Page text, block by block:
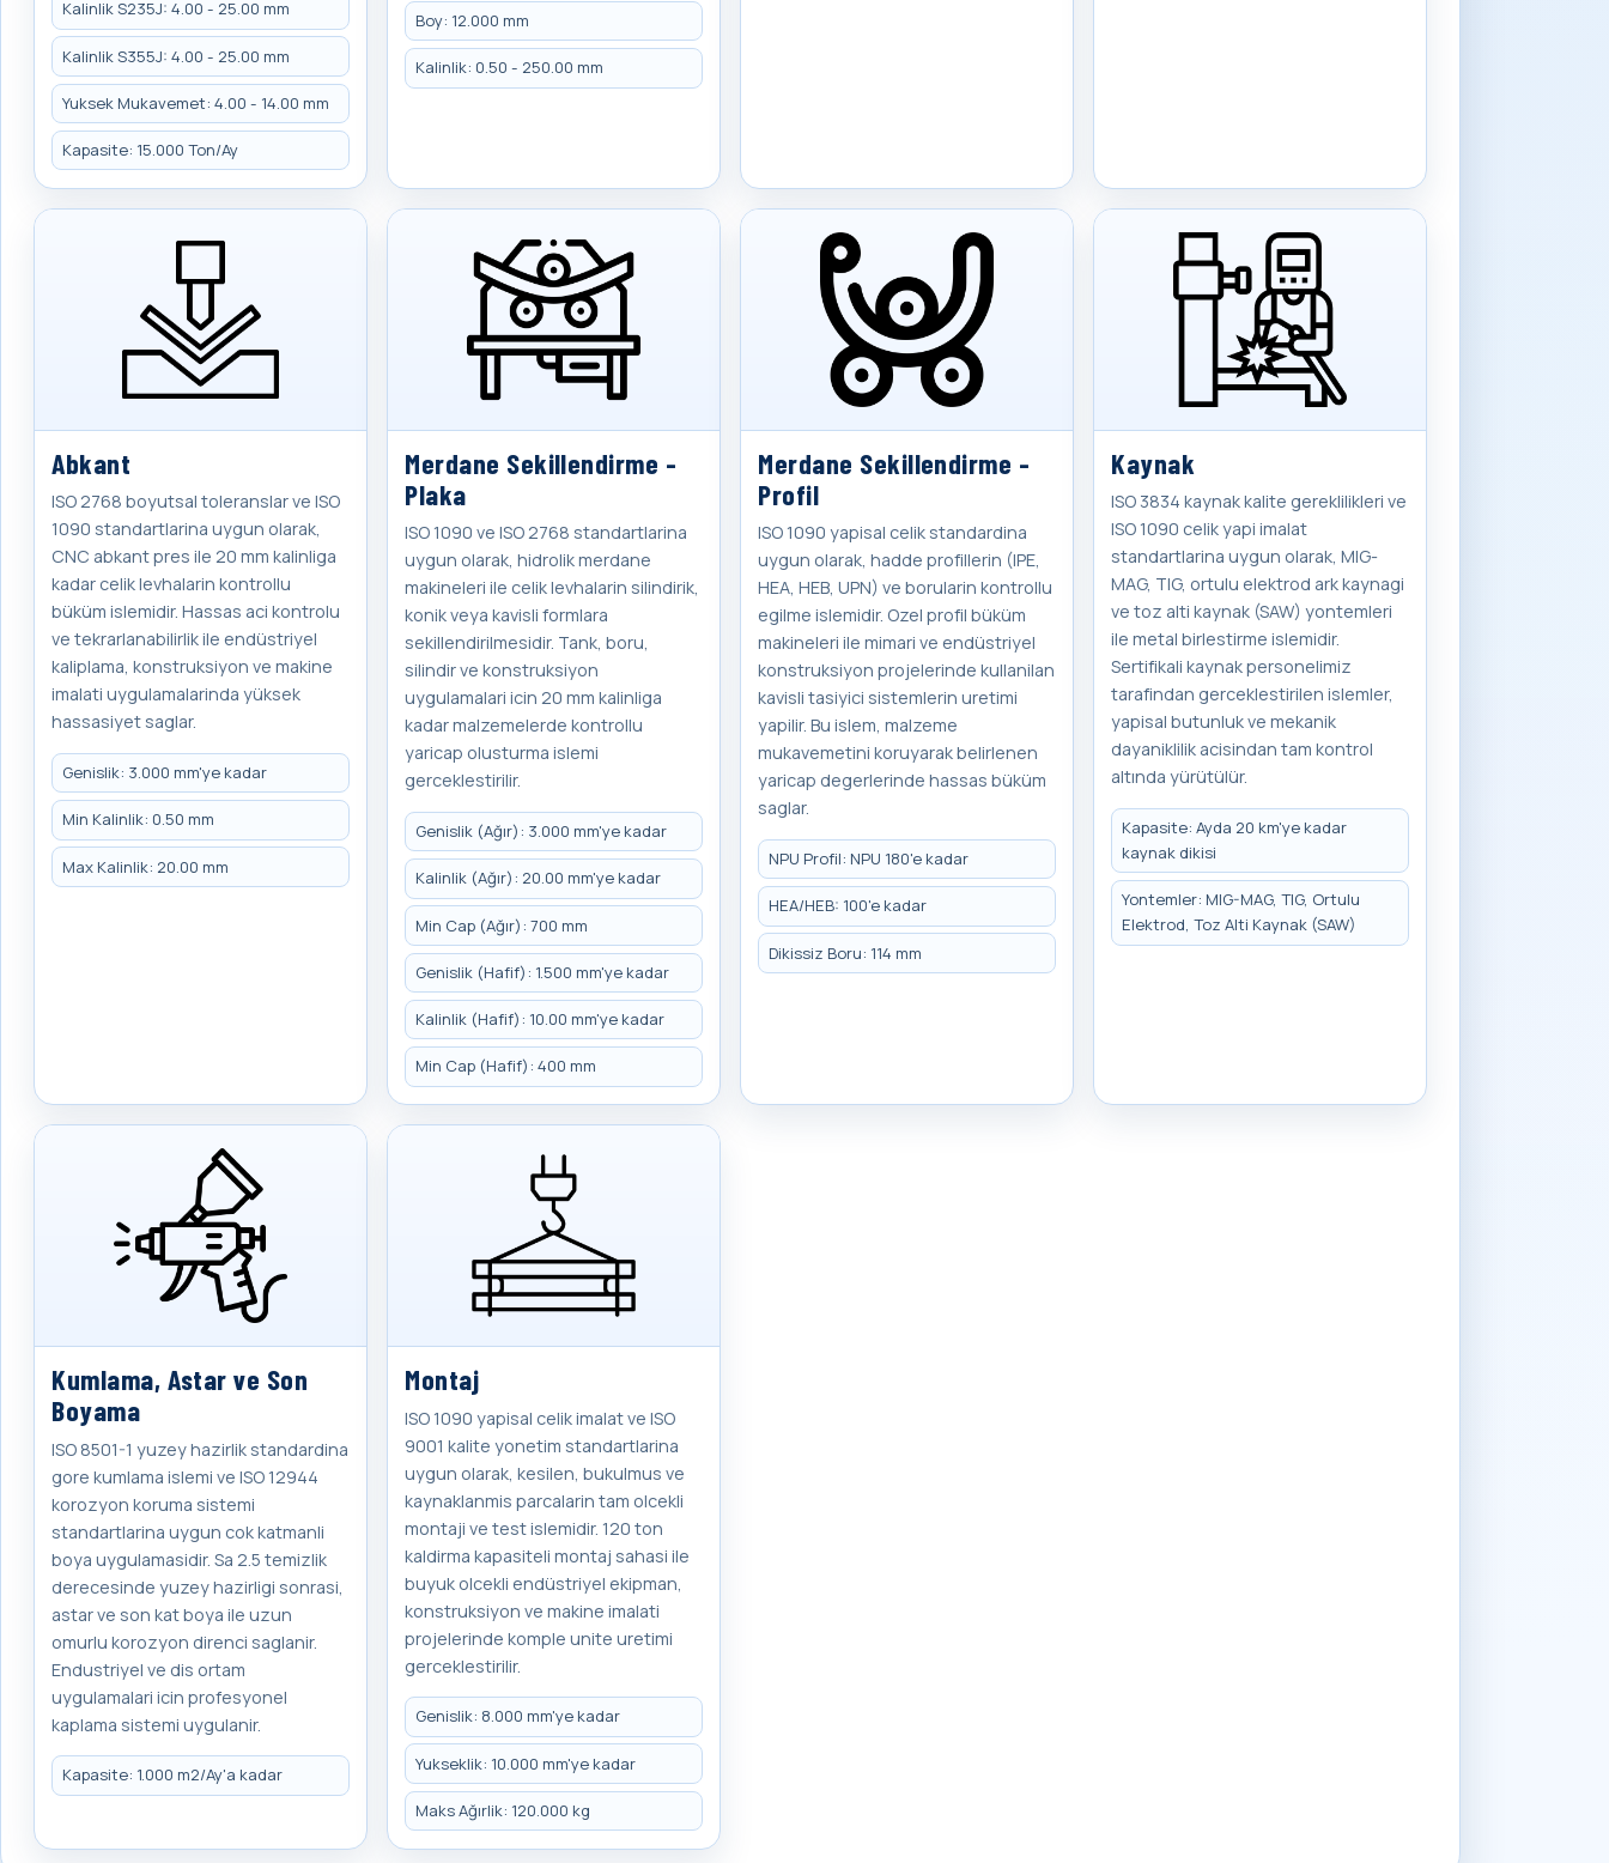
Kalinlik S235J: 4.00 - 25.00 mm
Kalinlik S355J: 4.00 - 25.00 mm
Yuksek Mukavemet: 4.00 - 14.00 mm
Kapasite: 15.000 Ton/Ay
Boy: 12.000 mm
Kalinlik: 0.50 - 250.00 mm
Abkant
ISO 2768 boyutsal toleranslar ve ISO
1090 standartlarina uygun olarak,
CNC abkant pres ile 20 mm kalinliga
kadar celik levhalarin kontrollu
büküm islemidir. Hassas aci kontrolu
ve tekrarlanabilirlik ile endüstriyel
kaliplama, konstruksiyon ve makine
imalati uygulamalarinda yüksek
hassasiyet saglar.
Genislik: 3.000 mm'ye kadar
Min Kalinlik: 0.50 mm
Max Kalinlik: 20.00 mm
Merdane Sekillendirme -
Plaka
ISO 1090 ve ISO 2768 standartlarina
uygun olarak, hidrolik merdane
makineleri ile celik levhalarin silindirik,
konik veya kavisli formlara
sekillendirilmesidir. Tank, boru,
silindir ve konstruksiyon
uygulamalari icin 20 mm kalinliga
kadar malzemelerde kontrollu
yaricap olusturma islemi
gerceklestirilir.
Genislik (Ağır): 3.000 mm'ye kadar
Kalinlik (Ağır): 20.00 mm'ye kadar
Min Cap (Ağır): 700 mm
Genislik (Hafif): 1.500 mm'ye kadar
Kalinlik (Hafif): 10.00 mm'ye kadar
Min Cap (Hafif): 400 mm
Merdane Sekillendirme -
Profil
ISO 1090 yapisal celik standardina
uygun olarak, hadde profillerin (IPE,
HEA, HEB, UPN) ve borularin kontrollu
egilme islemidir. Ozel profil büküm
makineleri ile mimari ve endüstriyel
konstruksiyon projelerinde kullanilan
kavisli tasiyici sistemlerin uretimi
yapilir. Bu islem, malzeme
mukavemetini koruyarak belirlenen
yaricap degerlerinde hassas büküm
saglar.
NPU Profil: NPU 180'e kadar
HEA/HEB: 100'e kadar
Dikissiz Boru: 114 mm
Kaynak
ISO 3834 kaynak kalite gereklilikleri ve
ISO 1090 celik yapi imalat
standartlarina uygun olarak, MIG-
MAG, TIG, ortulu elektrod ark kaynagi
ve toz alti kaynak (SAW) yontemleri
ile metal birlestirme islemidir.
Sertifikali kaynak personelimiz
tarafindan gerceklestirilen islemler,
yapisal butunluk ve mekanik
dayaniklilik acisindan tam kontrol
altında yürütülür.
Kapasite: Ayda 20 km'ye kadar
kaynak dikisi
Yontemler: MIG-MAG, TIG, Ortulu
Elektrod, Toz Alti Kaynak (SAW)
Kumlama, Astar ve Son
Boyama
ISO 8501-1 yuzey hazirlik standardina
gore kumlama islemi ve ISO 12944
korozyon koruma sistemi
standartlarina uygun cok katmanli
boya uygulamasidir. Sa 2.5 temizlik
derecesinde yuzey hazirligi sonrasi,
astar ve son kat boya ile uzun
omurlu korozyon direnci saglanir.
Endustriyel ve dis ortam
uygulamalari icin profesyonel
kaplama sistemi uygulanir.
Kapasite: 1.000 m2/Ay'a kadar
Montaj
ISO 1090 yapisal celik imalat ve ISO
9001 kalite yonetim standartlarina
uygun olarak, kesilen, bukulmus ve
kaynaklanmis parcalarin tam olcekli
montaji ve test islemidir. 120 ton
kaldirma kapasiteli montaj sahasi ile
buyuk olcekli endüstriyel ekipman,
konstruksiyon ve makine imalati
projelerinde komple unite uretimi
gerceklestirilir.
Genislik: 8.000 mm'ye kadar
Yukseklik: 10.000 mm'ye kadar
Maks Ağırlik: 120.000 kg